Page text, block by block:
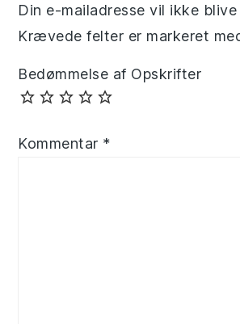
Din e-mailadresse vil ikke
Krævede felter er markeret
Bedømmelse af Opskrifter
Kommentar *